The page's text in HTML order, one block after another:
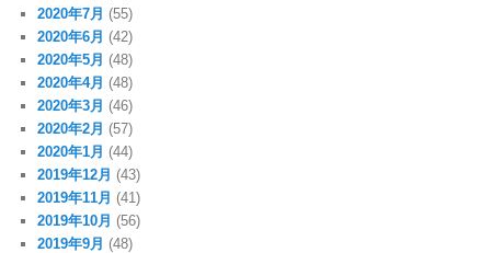
2020年7月 (55)
2020年6月 (42)
2020年5月 (48)
2020年4月 (48)
2020年3月 (46)
2020年2月 (57)
2020年1月 (44)
2019年12月 (43)
2019年11月 (41)
2019年10月 (56)
2019年9月 (48)